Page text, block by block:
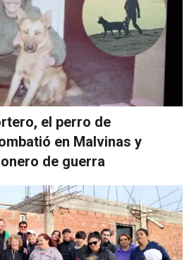
el perro de
en Malvinas y
de guerra